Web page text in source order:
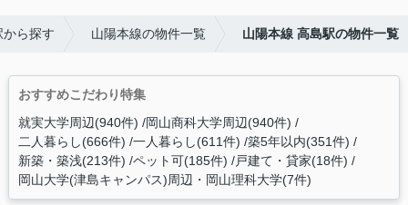
ら探す 山陽本線の物件一覧 山陽本線 高島駅の物件一覧
おすすめこだわり特集
就実大学周辺(940件) 岡山商科大学周辺(940件)
二人暮らし(666件) 一人暮らし(611件) 築5年以内(351件)
新築・築浅(213件) ペット可(185件) 戸建て・貸家(18件)
岡山大学(津島キャンパス)周辺・岡山理科大学(7件)